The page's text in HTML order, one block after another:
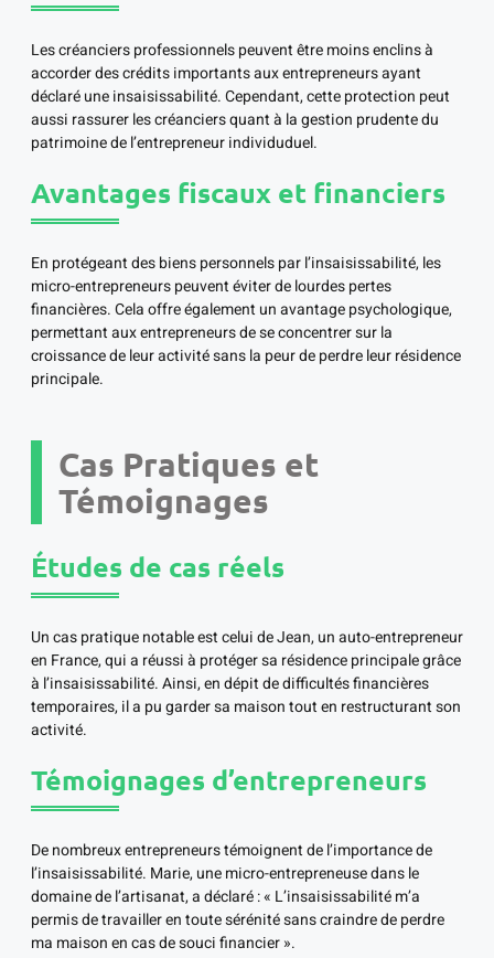
Les créanciers professionnels peuvent être moins enclins à
accorder des crédits importants aux entrepreneurs ayant
déclaré une insaisissabilité. Cependant, cette protection peut
aussi rassurer les créanciers quant à la gestion prudente du
patrimoine de l’entrepreneur individuduel.
Avantages fiscaux et financiers
En protégeant des biens personnels par l’insaisissabilité, les
micro-entrepreneurs peuvent éviter de lourdes pertes
financières. Cela offre également un avantage psychologique,
permettant aux entrepreneurs de se concentrer sur la
croissance de leur activité sans la peur de perdre leur résidence
principale.
Cas Pratiques et
Témoignages
Études de cas réels
Un cas pratique notable est celui de Jean, un auto-entrepreneur
en France, qui a réussi à protéger sa résidence principale grâce
à l’insaisissabilité. Ainsi, en dépit de difficultés financières
temporaires, il a pu garder sa maison tout en restructurant son
activité.
Témoignages d’entrepreneurs
De nombreux entrepreneurs témoignent de l’importance de
l’insaisissabilité. Marie, une micro-entrepreneuse dans le
domaine de l’artisanat, a déclaré : « L’insaisissabilité m’a
permis de travailler en toute sérénité sans craindre de perdre
ma maison en cas de souci financier ».